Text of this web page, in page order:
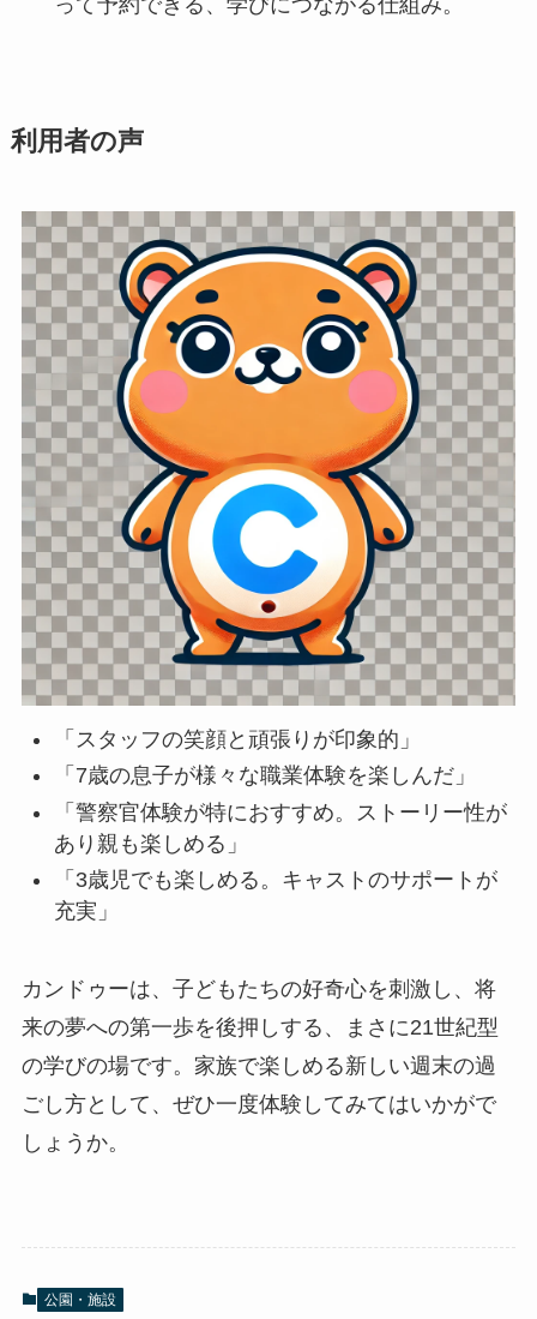
利用者の声
「スタッフの笑顔と頑張りが印象的」
「7歳の息子が様々な職業体験を楽しんだ」
「警察官体験が特におすすめ。ストーリー性が
あり親も楽しめる」
「3歳児でも楽しめる。キャストのサポートが
充実」
カンドゥーは、子どもたちの好奇心を刺激し、将
来の夢への第一歩を後押しする、まさに21世紀型
の学びの場です。家族で楽しめる新しい週末の過
ごし方として、ぜひ一度体験してみてはいかがで
しょうか。
公園・施設